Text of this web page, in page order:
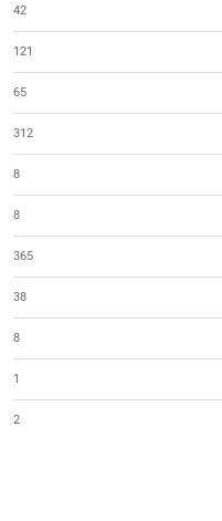
42
121
65
312
8
8
365
38
8
1
2